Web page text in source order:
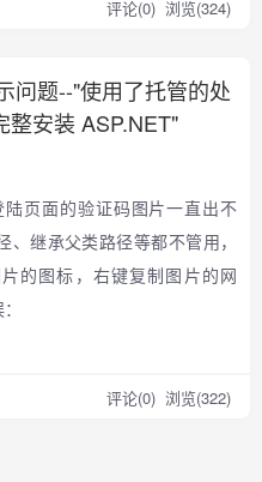
评论(0) 浏览(324)
问题--"使用了托管的处
安装 ASP.NET"
页面的验证码图片一直出不
继承父类路径等都不管用，
的图标，右键复制图片的网
评论(0) 浏览(322)